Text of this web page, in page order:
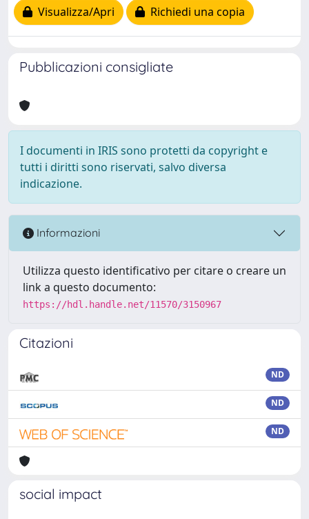
Visualizza/Apri
Richiedi una copia
Pubblicazioni consigliate
I documenti in IRIS sono protetti da copyright e
tutti i diritti sono riservati, salvo diversa
indicazione.
Informazioni
Utilizza questo identificativo per citare o creare un
link a questo documento:
https://hdl.handle.net/11570/3150967
Citazioni
ND
ND
ND
social impact